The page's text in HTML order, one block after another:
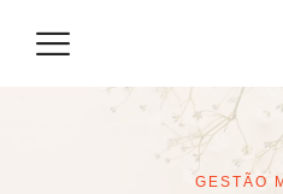
GESTÃO